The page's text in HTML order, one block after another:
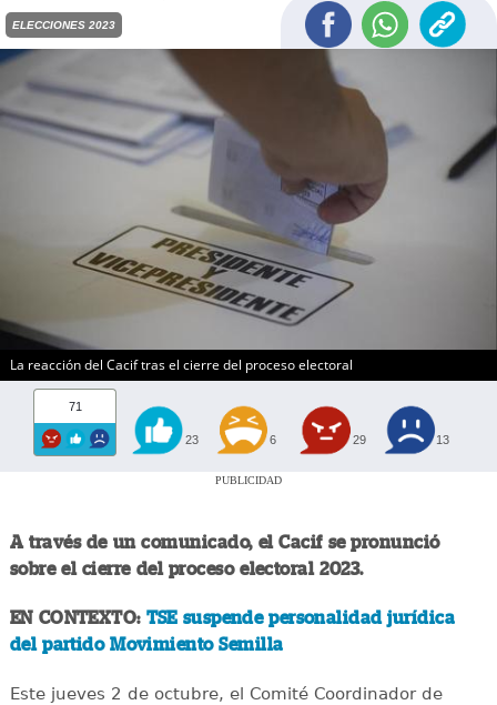
ELECCIONES 2023
La reacción del Cacif tras el cierre del proceso electoral
71
23 6 29 13
PUBLICIDAD
A través de un comunicado, el Cacif se pronunció
sobre el cierre del proceso electoral 2023.
EN CONTEXTO: TSE suspende personalidad jurídica
del partido Movimiento Semilla
Este jueves 2 de octubre, el Comité Coordinador de